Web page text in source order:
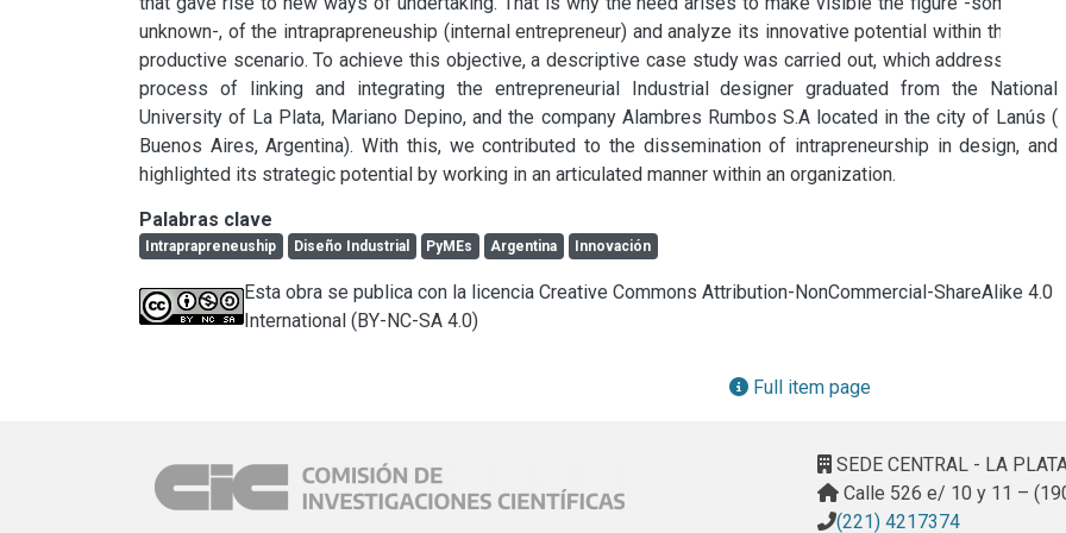
unknown-, of the intraprapreneuship (internal entrepreneur) and analyze its innovative potential within the local
productive scenario. To achieve this objective, a descriptive case study was carried out, which addressed the
process of linking and integrating the entrepreneurial Industrial designer graduated from the National
University of La Plata, Mariano Depino, and the company Alambres Rumbos S.A located in the city of Lanús (
Buenos Aires, Argentina). With this, we contributed to the dissemination of intrapreneurship in design, and
highlighted its strategic potential by working in an articulated manner within an organization.
Palabras clave
Intraprapreneuship Diseño Industrial PyMEs Argentina Innovación
Esta obra se publica con la licencia Creative Commons Attribution-NonCommercial-ShareAlike 4.0
International (BY-NC-SA 4.0)
Full item page
SEDE CENTRAL - LA
Calle 526 e/ 10 y 11 –
(221) 4217374